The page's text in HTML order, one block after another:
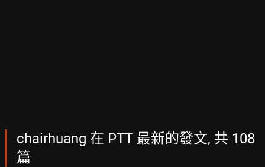
chairhuang 在 PTT 最新的發文, 共 108
篇